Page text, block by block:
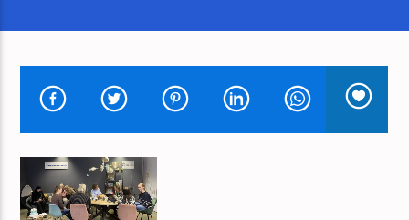
HUIDIG NUMMER
BONT
JAN BERG